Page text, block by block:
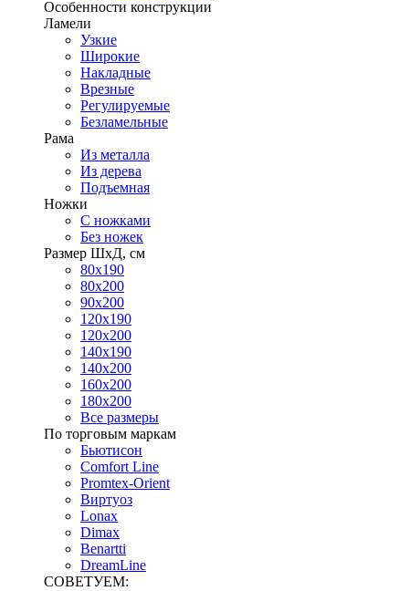
Особенности конструкции
Ламели
Узкие
Широкие
Накладные
Врезные
Регулируемые
Безламельные
Рама
Из металла
Из дерева
Подъемная
Ножки
С ножками
Без ножек
Размер ШхД, см
80х190
80х200
90х200
120х190
120х200
140х190
140х200
160х200
180х200
Все размеры
По торговым маркам
Бьютисон
Comfort Line
Promtex-Orient
Виртуоз
Lonax
Dimax
Benartti
DreamLine
СОВЕТУЕМ: